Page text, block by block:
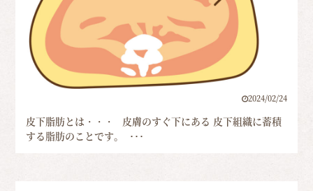
2024/02/24
皮下脂肪とは・・・ 皮膚のすぐ下にある 皮下組織に蓄積
する脂肪のことです。 ･･･